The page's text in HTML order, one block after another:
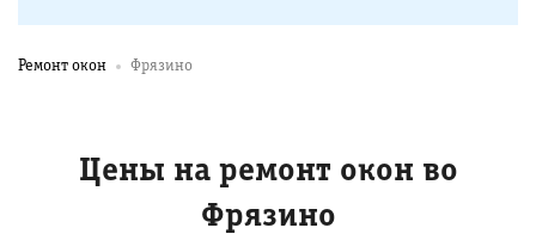
Ремонт окон Фрязино
Цены на ремонт окон во
Фрязино